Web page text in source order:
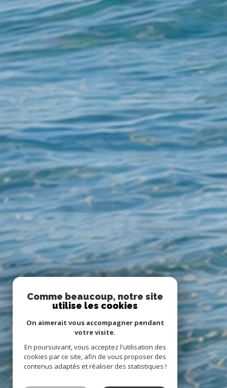
Comme beaucoup, notre site
utilise les cookies
On aimerait vous accompagner pendant
votre visite.
En poursuivant, vous acceptez l'utilisation des
cookies par ce site, afin de vous proposer des
contenus adaptés et réaliser des statistiques !